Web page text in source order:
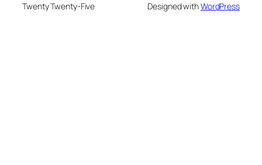
Twenty Twenty-Five Designed withWordPress